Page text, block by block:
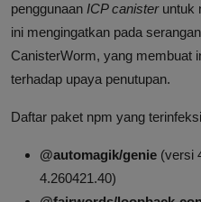
penggunaan ICP canisteruntuk
ini mengingatkan pada
CanisterWorm, yang membuat
terhadap upaya penutupan.
Daftar paket npm yang
@automagik/genie (versi
4.260421.40)